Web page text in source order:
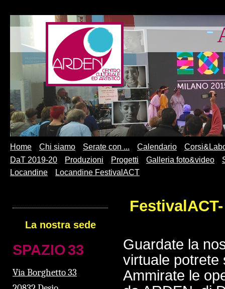
Home Chi siamo Serate con ... Calendario
DaT 2019-20
Produzioni Progetti Galleria foto&video
Locandine
Locandine FestivalACT
Guardate la
virtuale potrete
Ammirate le
La nostra sede
SPAZIO33
Via Borghetto 33